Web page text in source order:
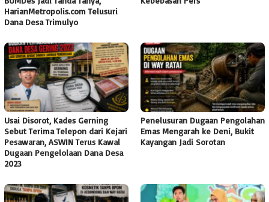
HarianMetropolis.com Telusuri
Dana Desa Trimulyo
Usai Disorot, Kades Gerning
Sebut Terima Telepon dari Kejari
Pesawaran, ASWIN Terus Kawal
Dugaan Pengelolaan Dana Desa
2023
Penelusuran Dugaan Pengolahan
Emas Mengarah ke Deni, Bukit
Kayangan Jadi Sorotan